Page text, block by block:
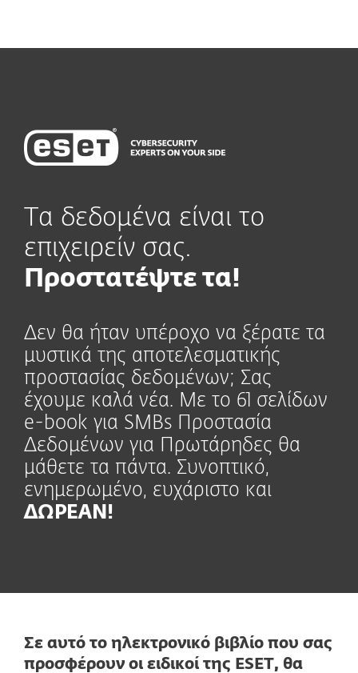
Τα δεδομένα είναι το
επιχειρείν σας.
Προστατέψτε τα!
Δεν θα ήταν υπέροχο να ξέρατε τα
μυστικά της αποτελεσματικής
προστασίας δεδομένων; Σας
έχουμε καλά νέα. Με το 61 σελίδων
e-book για SMBs Προστασία
Δεδομένων για Πρωτάρηδες θα
μάθετε τα πάντα. Συνοπτικό,
ενημερωμένο, ευχάριστο και
ΔΩΡΕΑΝ!
Σε αυτό το ηλεκτρονικό βιβλίο που σας
προσφέρουν οι ειδικοί της ESET, θα